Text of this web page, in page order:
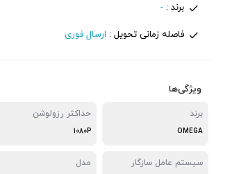
برند : -
فاصله زمانی تحویل : ارسال فوری
ویژگی‌ها
برند
OMEGA
حداکثر رزولوشن
1080P
سیستم عامل سازگار مدل